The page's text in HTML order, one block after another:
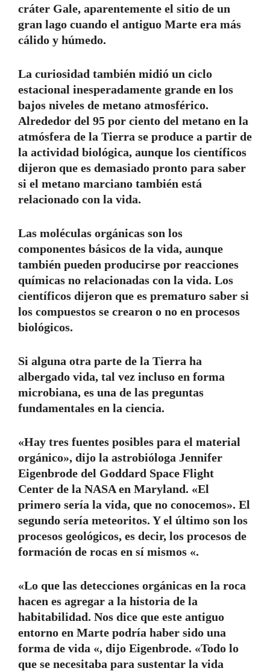
cráter Gale, aparentemente el sitio de un
gran lago cuando el antiguo Marte era más
cálido y húmedo.
La curiosidad también midió un ciclo
estacional inesperadamente grande en los
bajos niveles de metano atmosférico.
Alrededor del 95 por ciento del metano en la
atmósfera de la Tierra se produce a partir de
la actividad biológica, aunque los científicos
dijeron que es demasiado pronto para saber
si el metano marciano también está
relacionado con la vida.
Las moléculas orgánicas son los
componentes básicos de la vida, aunque
también pueden producirse por reacciones
químicas no relacionadas con la vida. Los
científicos dijeron que es prematuro saber si
los compuestos se crearon o no en procesos
biológicos.
Si alguna otra parte de la Tierra ha
albergado vida, tal vez incluso en forma
microbiana, es una de las preguntas
fundamentales en la ciencia.
«Hay tres fuentes posibles para el material
orgánico», dijo la astrobióloga Jennifer
Eigenbrode del Goddard Space Flight
Center de la NASA en Maryland. «El
primero sería la vida, que no conocemos». El
segundo sería meteoritos. Y el último son los
procesos geológicos, es decir, los procesos de
formación de rocas en sí mismos «.
«Lo que las detecciones orgánicas en la roca
hacen es agregar a la historia de la
habitabilidad. Nos dice que este antiguo
entorno en Marte podría haber sido una
forma de vida «, dijo Eigenbrode. «Todo lo
que se necesitaba para sustentar la vida